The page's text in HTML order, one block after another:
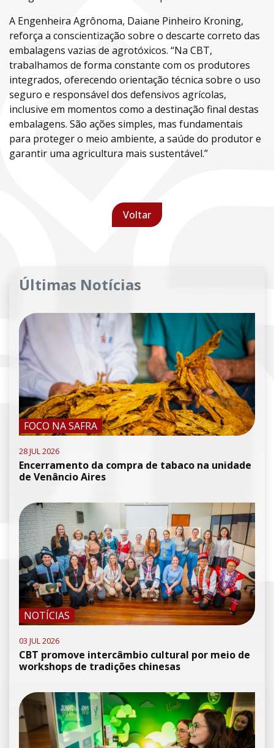
A Engenheira Agrônoma, Daiane Pinheiro Kroning,
reforça a conscientização sobre o descarte correto das
embalagens vazias de agrotóxicos. “Na CBT,
trabalhamos de forma constante com os produtores
integrados, oferecendo orientação técnica sobre o uso
seguro e responsável dos defensivos agrícolas,
inclusive em momentos como a destinação final destas
embalagens. São ações simples, mas fundamentais
para proteger o meio ambiente, a saúde do produtor e
garantir uma agricultura mais sustentável.”
Voltar
Últimas Notícias
FOCO NA SAFRA
28 JUL 2026
Encerramento da compra de tabaco na unidade
de Venâncio Aires
NOTÍCIAS
03 JUL 2026
CBT promove intercâmbio cultural por meio de
workshops de tradições chinesas